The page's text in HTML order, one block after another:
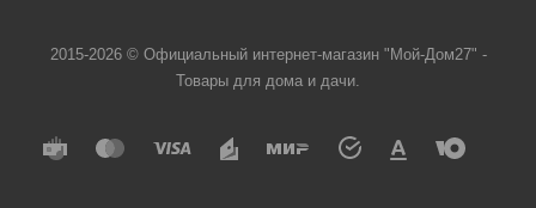
2015-2026 © Официальный интернет-магазин "Мой-Дом27" -
Товары для дома и дачи.